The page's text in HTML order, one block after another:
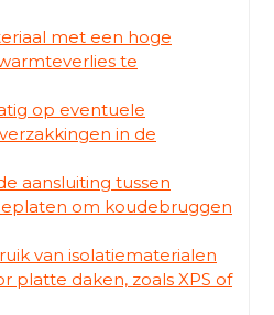
met een hoge
te
op eventuele
in de
aansluiting tussen
om koudebruggen
van isolatiematerialen
platte daken, zoals XPS of